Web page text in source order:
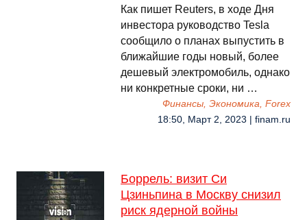
Как пишет Reuters, в ходе Дня
инвестора руководство Tesla
сообщило о планах выпустить в
ближайшие годы новый, более
дешевый электромобиль, однако
ни конкретные сроки, ни …
Финансы, Экономика, Forex
18:50, Март 2, 2023 | finam.ru
Боррель: визит Си
Цзиньпина в Москву снизил
риск ядерной войны